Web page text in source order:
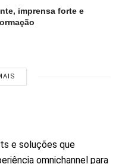
imprensa forte e
e soluções que
omnichannel para